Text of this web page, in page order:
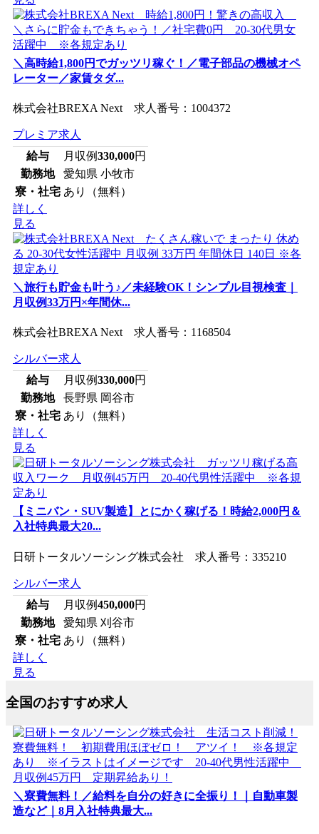
＼高時給1,800円でガッツリ稼ぐ！／電子部品の機械オペ
レーター／家賃タダ...
株式会社BREXA Next 求人番号：1004372
プレミア求人
給与
月収例330,000円
勤務地
愛知県 小牧市
寮・社宅 あり（無料）
詳しく
見る
＼旅行も貯金も叶う♪／未経験OK！シンプル目視検査｜
月収例33万円×年間休...
株式会社BREXA Next 求人番号：1168504
シルバー求人
給与
月収例330,000円
勤務地
長野県 岡谷市
寮・社宅 あり（無料）
詳しく
見る
【ミニバン・SUV製造】とにかく稼げる！時給2,000円＆
入社特典最大20...
日研トータルソーシング株式会社 求人番号：335210
シルバー求人
給与
月収例450,000円
勤務地
愛知県 刈谷市
寮・社宅 あり（無料）
詳しく
見る
全国のおすすめ求人
＼寮費無料！／給料を自分の好きに全振り！｜自動車製
造など｜8月入社特典最大...